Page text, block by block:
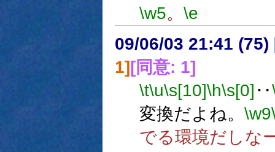
\w5。 \e
09/06/03 21:41 (75)
1][同意: 1]
\t\u\s[10]\h\s[0] ‥
変換だよね。 \w9
でる環境だしな